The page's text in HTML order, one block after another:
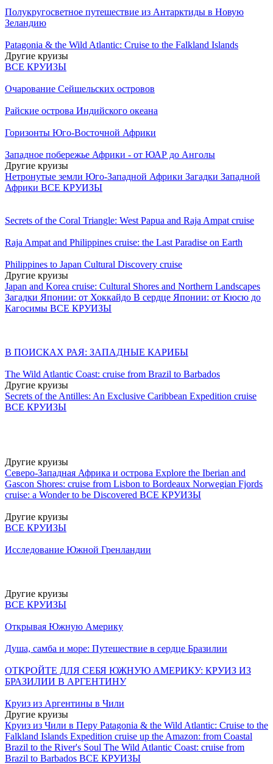
Полукругосветное путешествие из Антарктиды в Новую
Зеландию
Patagonia & the Wild Atlantic: Cruise to the Falkland Islands
Другие круизы
ВСЕ КРУИЗЫ
Очарование Сейшельских островов
Райские острова Индийского океана
Горизонты Юго-Восточной Африки
Западное побережье Африки - от ЮАР до Анголы
Другие круизы
Нетронутые земли Юго-Западной Африки Загадки Западной
Африки ВСЕ КРУИЗЫ
Secrets of the Coral Triangle: West Papua and Raja Ampat cruise
Raja Ampat and Philippines cruise: the Last Paradise on Earth
Philippines to Japan Cultural Discovery cruise
Другие круизы
Japan and Korea cruise: Cultural Shores and Northern Landscapes
Загадки Японии: от Хоккайдо В сердце Японии: от Кюсю до
Кагосимы ВСЕ КРУИЗЫ
В ПОИСКАХ РАЯ: ЗАПАДНЫЕ КАРИБЫ
The Wild Atlantic Coast: cruise from Brazil to Barbados
Другие круизы
Secrets of the Antilles: An Exclusive Caribbean Expedition cruise
ВСЕ КРУИЗЫ
Другие круизы
Северо-Западная Африка и острова Explore the Iberian and
Gascon Shores: cruise from Lisbon to Bordeaux Norwegian Fjords
cruise: a Wonder to be Discovered ВСЕ КРУИЗЫ
Другие круизы
ВСЕ КРУИЗЫ
Исследование Южной Гренландии
Другие круизы
ВСЕ КРУИЗЫ
Открывая Южную Америку
Душа, самба и море: Путешествие в сердце Бразилии
ОТКРОЙТЕ ДЛЯ СЕБЯ ЮЖНУЮ АМЕРИКУ: КРУИЗ ИЗ
БРАЗИЛИИ В АРГЕНТИНУ
Круиз из Аргентины в Чили
Другие круизы
Круиз из Чили в Перу Patagonia & the Wild Atlantic: Cruise to the
Falkland Islands Expedition cruise up the Amazon: from Coastal
Brazil to the River's Soul The Wild Atlantic Coast: cruise from
Brazil to Barbados ВСЕ КРУИЗЫ